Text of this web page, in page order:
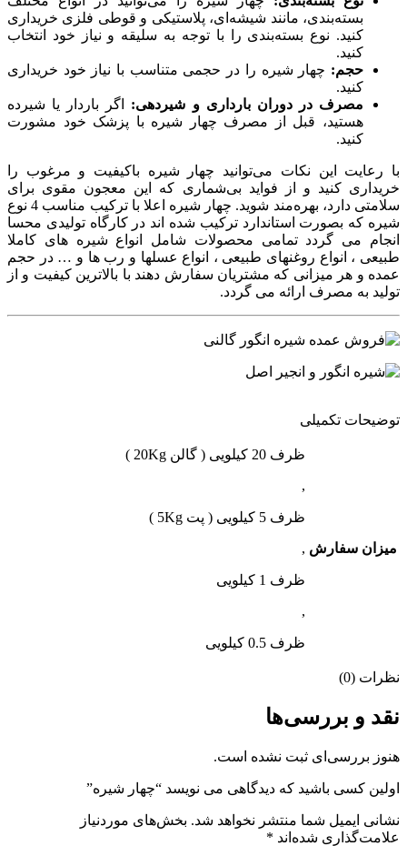
بسته‌بندی، مانند شیشه‌ای، پلاستیکی و قوطی فلزی خریداری
کنید. نوع بسته‌بندی را با توجه به سلیقه و نیاز خود انتخاب
کنید.
حجم: چهار شیره را در حجمی متناسب با نیاز خود خریداری
کنید.
مصرف در دوران بارداری و شیردهی: اگر باردار یا شیرده
هستید، قبل از مصرف چهار شیره با پزشک خود مشورت
کنید.
با رعایت این نکات می‌توانید چهار شیره باکیفیت و مرغوب را
خریداری کنید و از فواید بی‌شماری که این معجون مقوی برای
سلامتی دارد، بهره‌مند شوید. چهار شیره اعلا با ترکیب مناسب 4 نوع
شیره که بصورت استاندارد ترکیب شده اند در کارگاه تولیدی محسا
انجام می گردد تمامی محصولات شامل انواع شیره های کاملا
طبیعی ، انواع روغنهای طبیعی ، انواع عسلها و رب ها و … در حجم
عمده و هر میزانی که مشتریان سفارش دهند با بالاترین کیفیت و از
تولید به مصرف ارائه می گردد.
توضیحات تکمیلی
میزان سفارش
ظرف 20 کیلویی ( گالن 20Kg )
,
ظرف 5 کیلویی ( پت 5Kg )
,
ظرف 1 کیلویی
,
ظرف 0.5 کیلویی
نظرات (0)
نقد و بررسی‌ها
هنوز بررسی‌ای ثبت نشده است.
اولین کسی باشید که دیدگاهی می نویسد “چهار شیره”
نشانی ایمیل شما منتشر نخواهد شد. بخش‌های موردنیاز
علامت‌گذاری شده‌اند *